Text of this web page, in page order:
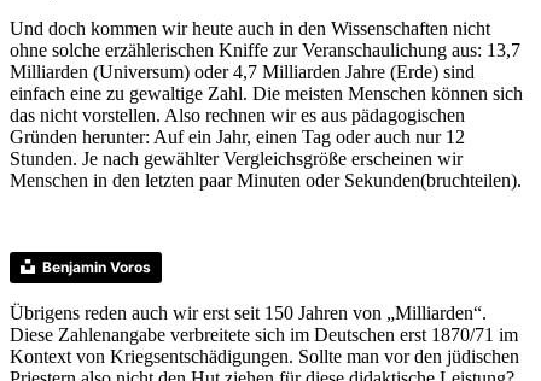
Und doch kommen wir heute auch in den Wissenschaften nicht
ohne solche erzählerischen Kniffe zur Veranschaulichung aus: 13,7
Milliarden (Universum) oder 4,7 Milliarden Jahre (Erde) sind
einfach eine zu gewaltige Zahl. Die meisten Menschen können sich
das nicht vorstellen. Also rechnen wir es aus pädagogischen
Gründen herunter: Auf ein Jahr, einen Tag oder auch nur 12
Stunden. Je nach gewählter Vergleichsgröße erscheinen wir
Menschen in den letzten paar Minuten oder Sekunden(bruchteilen).
Benjamin Voros
Übrigens reden auch wir erst seit 150 Jahren von „Milliarden“.
Diese Zahlenangabe verbreitete sich im Deutschen erst 1870/71 im
Kontext von Kriegsentschädigungen. Sollte man vor den jüdischen